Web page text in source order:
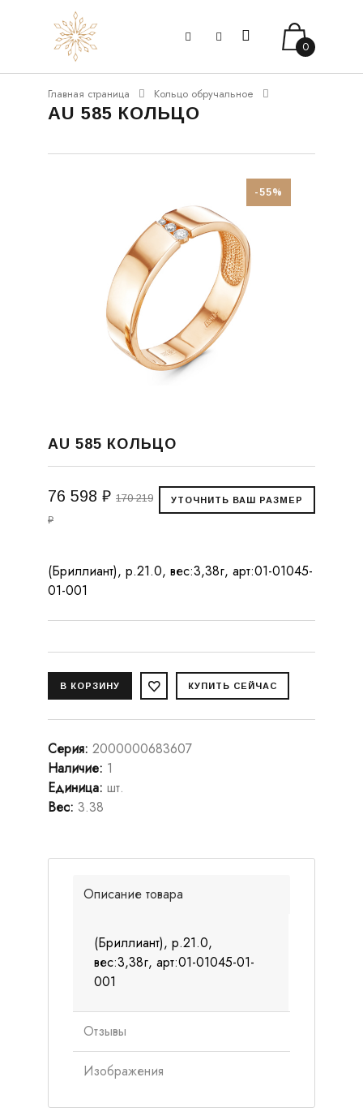
0
Главная страница Кольцо обручальное
AU 585 КОЛЬЦО
-55%
AU 585 КОЛЬЦО
76 598 ₽ 170 219
₽
(Бриллиант), р.21.0, вес:3,38г, арт:01-01045-
01-001
Серия: 2000000683607
Наличие: 1
Единица: шт.
Вес: 3.38
Описание товара
(Бриллиант), р.21.0,
вес:3,38г, арт:01-01045-01-
001
Отзывы
Изображения